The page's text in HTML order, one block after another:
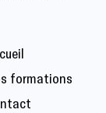
formations